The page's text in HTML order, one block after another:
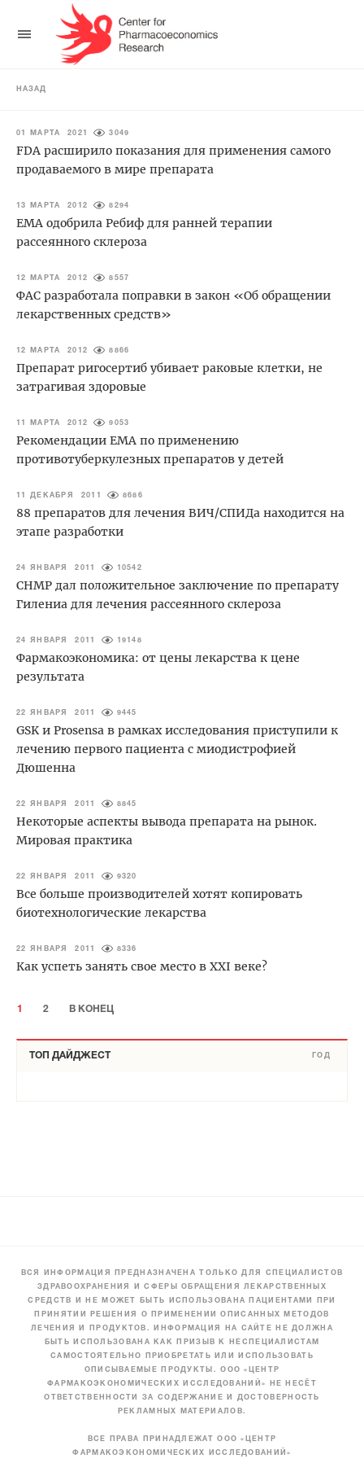
НАЗАД
01 МАРТА 2021 3049
FDA расширило показания для применения самого
продаваемого в мире препарата
13 МАРТА 2012 8294
EMA одобрила Ребиф для ранней терапии
рассеянного склероза
12 МАРТА 2012 8557
ФАС разработала поправки в закон «Об обращении
лекарственных средств»
12 МАРТА 2012 8866
Препарат ригосертиб убивает раковые клетки, не
затрагивая здоровые
11 МАРТА 2012 9053
Рекомендации EMA по применению
противотуберкулезных препаратов у детей
11 ДЕКАБРЯ 2011 8686
88 препаратов для лечения ВИЧ/СПИДа находится на
этапе разработки
24 ЯНВАРЯ 2011 10542
CHMP дал положительное заключение по препарату
Гилениа для лечения рассеянного склероза
24 ЯНВАРЯ 2011 19148
Фармакоэкономика: от цены лекарства к цене
результата
22 ЯНВАРЯ 2011 9445
GSK и Prosensa в рамках исследования приступили к
лечению первого пациента с миодистрофией
Дюшенна
22 ЯНВАРЯ 2011 8845
Некоторые аспекты вывода препарата на рынок.
Мировая практика
22 ЯНВАРЯ 2011 9320
Все больше производителей хотят копировать
биотехнологические лекарства
22 ЯНВАРЯ 2011 8336
Как успеть занять свое место в XXI веке?
1 2 В КОНЕЦ
ТОП ДАЙДЖЕСТ ГОД
ВСЯ ИНФОРМАЦИЯ ПРЕДНАЗНАЧЕНА ТОЛЬКО ДЛЯ СПЕЦИАЛИСТОВ
ЗДРАВООХРАНЕНИЯ И СФЕРЫ ОБРАЩЕНИЯ ЛЕКАРСТВЕННЫХ
СРЕДСТВ И НЕ МОЖЕТ БЫТЬ ИСПОЛЬЗОВАНА ПАЦИЕНТАМИ ПРИ
ПРИНЯТИИ РЕШЕНИЯ О ПРИМЕНЕНИИ ОПИСАННЫХ МЕТОДОВ
ЛЕЧЕНИЯ И ПРОДУКТОВ. ИНФОРМАЦИЯ НА САЙТЕ НЕ ДОЛЖНА
БЫТЬ ИСПОЛЬЗОВАНА КАК ПРИЗЫВ К НЕСПЕЦИАЛИСТАМ
САМОСТОЯТЕЛЬНО ПРИОБРЕТАТЬ ИЛИ ИСПОЛЬЗОВАТЬ
ОПИСЫВАЕМЫЕ ПРОДУКТЫ. ООО «ЦЕНТР
ФАРМАКОЭКОНОМИЧЕСКИХ ИССЛЕДОВАНИЙ» НЕ НЕСЁТ
ОТВЕТСТВЕННОСТИ ЗА СОДЕРЖАНИЕ И ДОСТОВЕРНОСТЬ
РЕКЛАМНЫХ МАТЕРИАЛОВ.
ВСЕ ПРАВА ПРИНАДЛЕЖАТ ООО «ЦЕНТР
ФАРМАКОЭКОНОМИЧЕСКИХ ИССЛЕДОВАНИЙ»